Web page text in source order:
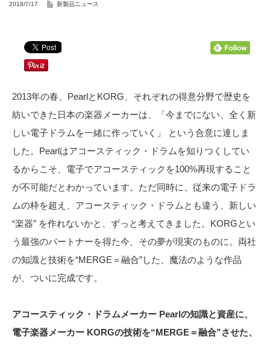
2018/7/17 新製品ニュース
2013年の春、PearlとKORG、それぞれの得意分野で歴史を
紡いできた日本の楽器メーカーは、「今までにない、全く新
しい電子ドラムを一緒に作っていく」 という合意に達しま
した。Pearlはアコースティック・ドラムを知りつくしてい
るからこそ、電子でアコースティックを100%再現すること
が不可能だとわかっています。ただ同時に、従来の電子ドラ
ムの枠を超え、アコースティック・ドラムとも違う、新しい
“楽器” を作れないかと、ずっと考えてきました。KORGとい
う最強のパートナーを得た今、その夢が現実のものに。両社
の知識と技術を“MERGE＝融合”した、魔法のような作品
が、ついに完成です。
アコースティック・ドラムメーカー Pearlの知識と資産に、
電子楽器メーカー KORGの技術を“MERGE＝融合”させた、